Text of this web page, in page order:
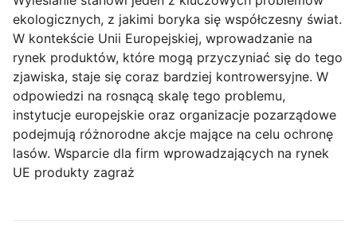
ekologicznych, z jakimi boryka się współczesny świat.
W kontekście Unii Europejskiej, wprowadzanie na
rynek produktów, które mogą przyczyniać się do tego
zjawiska, staje się coraz bardziej kontrowersyjne. W
odpowiedzi na rosnącą skalę tego problemu,
instytucje europejskie oraz organizacje pozarządowe
podejmują różnorodne akcje mające na celu ochronę
lasów. Wsparcie dla firm wprowadzających na rynek
UE produkty zagraż